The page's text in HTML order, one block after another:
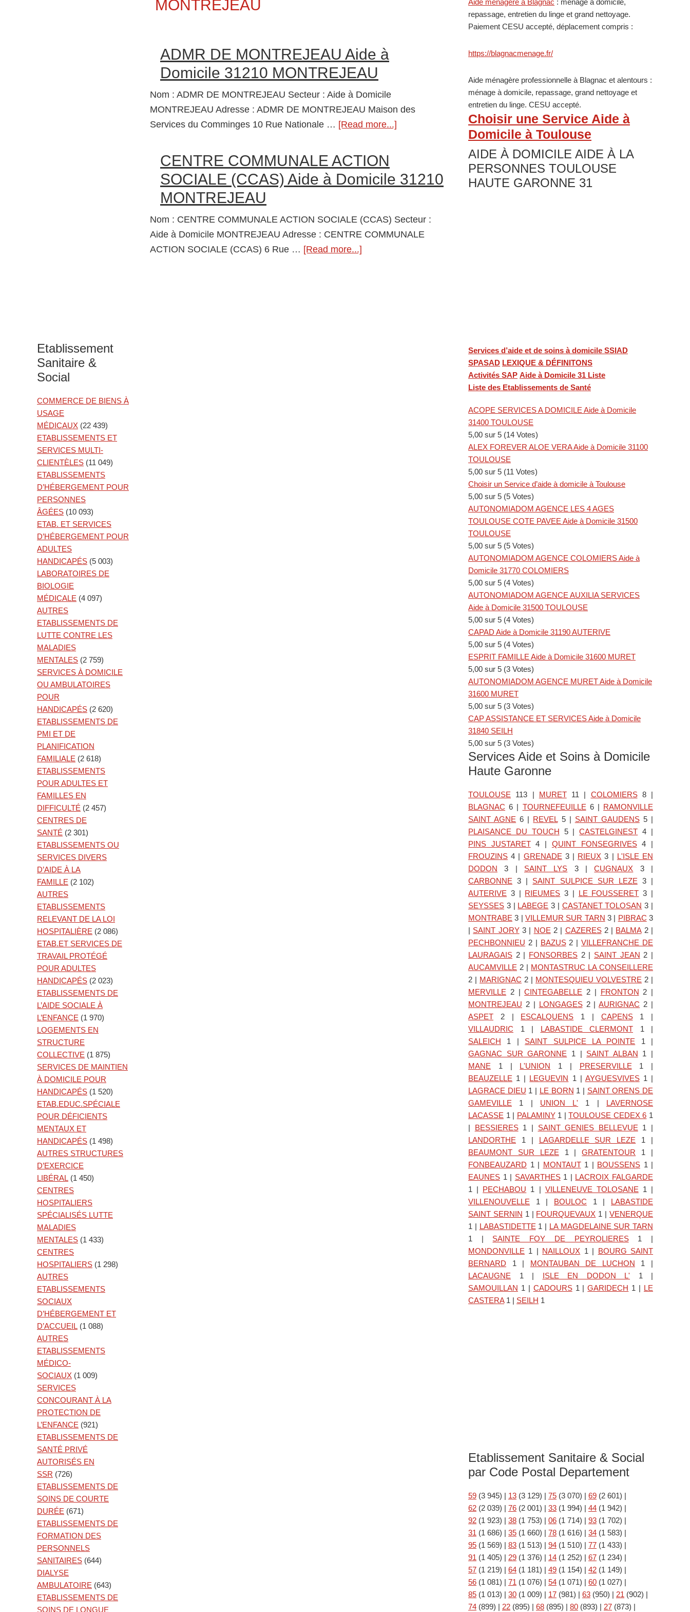
MONTREJEAU
ADMR DE MONTREJEAU Aide à
Domicile 31210 MONTREJEAU
Nom : ADMR DE MONTREJEAU Secteur : Aide à Domicile
MONTREJEAU Adresse : ADMR DE MONTREJEAU Maison des
Services du Comminges 10 Rue Nationale … [Read more...]
Aide
Domicile
31210
CENTRE COMMUNALE ACTION
SOCIALE (CCAS) Aide à Domicile 31210
MONTREJEAU
Nom : CENTRE COMMUNALE ACTION SOCIALE (CCAS) Secteur :
Aide à Domicile MONTREJEAU Adresse : CENTRE COMMUNALE
ACTION SOCIALE (CCAS) 6 Rue … [Read more...]
Primary
Sidebar
Aide ménagère à Blagnac : ménage à domicile,
repassage, entretien du linge et grand nettoyage.
Paiement CESU accepté, déplacement compris :
https://blagnacmenage.fr/
Aide ménagère professionnelle à Blagnac et alentours :
ménage à domicile, repassage, grand nettoyage et
entretien du linge. CESU accepté.
Choisir une Service Aide à
Domicile à Toulouse
AIDE À DOMICILE AIDE À LA
PERSONNES TOULOUSE
HAUTE GARONNE 31
Services d’aide et de soins à domicile SSIAD
SPASAD LEXIQUE & DÉFINITONS
Activités SAP Aide à Domicile 31 Liste
Liste des Etablissements de Santé
ACOPE SERVICES A DOMICILE Aide à Domicile
31400 TOULOUSE
5,00 sur 5 (14 Votes)
ALEX FOREVER ALOE VERA Aide à Domicile 31100
TOULOUSE
5,00 sur 5 (11 Votes)
Choisir un Service d’aide à domicile à Toulouse
5,00 sur 5 (5 Votes)
AUTONOMIADOM AGENCE LES 4 AGES
TOULOUSE COTE PAVEE Aide à Domicile 31500
TOULOUSE
5,00 sur 5 (5 Votes)
AUTONOMIADOM AGENCE COLOMIERS Aide à
Domicile 31770 COLOMIERS
5,00 sur 5 (4 Votes)
AUTONOMIADOM AGENCE AUXILIA SERVICES
Aide à Domicile 31500 TOULOUSE
5,00 sur 5 (4 Votes)
CAPAD Aide à Domicile 31190 AUTERIVE
5,00 sur 5 (4 Votes)
ESPRIT FAMILLE Aide à Domicile 31600 MURET
5,00 sur 5 (3 Votes)
AUTONOMIADOM AGENCE MURET Aide à Domicile
31600 MURET
5,00 sur 5 (3 Votes)
CAP ASSISTANCE ET SERVICES Aide à Domicile
31840 SEILH
5,00 sur 5 (3 Votes)
Services Aide et Soins à Domicile
Haute Garonne
TOULOUSE 113 | MURET11 | COLOMIERS8 |
BLAGNAC 6 | TOURNEFEUILLE 6 | RAMONVILLE
SAINT AGNE 6 | REVEL5 | SAINT GAUDENS5 |
PLAISANCE DU TOUCH 5 |CASTELGINEST 4 |
PINS JUSTARET4 | QUINT FONSEGRIVES4 |
FROUZINS 4 | GRENADE 3 | RIEUX 3 | L'ISLE EN
DODON 3 | SAINT LYS 3 |CUGNAUX 3 |
CARBONNE 3 | SAINT SULPICE SUR LEZE 3 |
AUTERIVE 3 | RIEUMES 3 | LE FOUSSERET 3 |
SEYSSES 3 | LABEGE 3 | CASTANET TOLOSAN 3 |
MONTRABE 3 |VILLEMUR SUR TARN 3 | PIBRAC 3
| SAINT JORY3 | NOE 2 | CAZERES2 | BALMA2 |
PECHBONNIEU 2 | BAZUS2 |VILLEFRANCHE DE
LAURAGAIS 2 | FONSORBES 2 | SAINT JEAN 2 |
AUCAMVILLE 2 | MONTASTRUC LA CONSEILLERE
2 | MARIGNAC 2 | MONTESQUIEU VOLVESTRE 2 |
MERVILLE 2 |CINTEGABELLE 2 | FRONTON 2 |
MONTREJEAU 2 | LONGAGES2 |AURIGNAC 2 |
ASPET 2 | ESCALQUENS 1 | CAPENS1 |
VILLAUDRIC 1 | LABASTIDE CLERMONT 1 |
SALEICH 1 | SAINT SULPICE LA POINTE 1 |
GAGNAC SUR GARONNE 1 | SAINT ALBAN 1 |
MANE 1 | L'UNION 1 | PRESERVILLE 1 |
BEAUZELLE 1 | LEGUEVIN 1 | AYGUESVIVES1 |
LAGRACE DIEU 1 | LE BORN 1 | SAINT ORENS DE
GAMEVILLE 1 | UNION L' 1 | LAVERNOSE
LACASSE 1 | PALAMINY1 |TOULOUSE CEDEX 6 1
| BESSIERES1 | SAINT GENIES BELLEVUE 1 |
LANDORTHE 1 | LAGARDELLE SUR LEZE 1 |
BEAUMONT SUR LEZE 1 |GRATENTOUR 1 |
FONBEAUZARD 1 | MONTAUT1 | BOUSSENS 1 |
EAUNES 1 | SAVARTHES1 | LACROIX FALGARDE
1 | PECHABOU 1 | VILLENEUVE TOLOSANE 1 |
VILLENOUVELLE 1 | BOULOC 1 | LABASTIDE
SAINT SERNIN 1 | FOURQUEVAUX 1 |VENERQUE
1 | LABASTIDETTE 1 | LA MAGDELAINE SUR TARN
1 | SAINTE FOY DE PEYROLIERES1 |
MONDONVILLE 1 | NAILLOUX 1 | BOURG SAINT
BERNARD 1 | MONTAUBAN DE LUCHON 1 |
LACAUGNE 1 | ISLE EN DODON L' 1 |
SAMOUILLAN 1 | CADOURS1 |GARIDECH 1 | LE
CASTERA1 | SEILH 1
Etablissement Sanitaire & Social
par Code Postal Departement
59 (3 945) | 13 (3 129) | 75 (3 070) | 69 (2 601) |
62 (2 039) | 76 (2 001) | 33 (1 994) | 44 (1 942) |
92 (1 923) | 38 (1 753) | 06 (1 714) | 93 (1 702) |
31 (1 686) | 35 (1 660) | 78 (1 616) | 34 (1 583) |
95 (1 569) | 83 (1 513) | 94 (1 510) | 77 (1 433) |
91 (1 405) | 29 (1 376) | 14 (1 252) | 67 (1 234) |
57 (1 219) | 64 (1 181) | 49 (1 154) | 42 (1 149) |
56 (1 081) | 71 (1 076) | 54 (1 071) | 60 (1 027) |
85 (1 013) | 30 (1 009) | 17 (981) | 63 (950) | 21 (902) |
74 (899) | 22 (895) | 68 (895) | 80 (893) | 27 (873) |
Etablissement
Sanitaire &
Social
COMMERCE DE BIENS À
USAGE
MÉDICAUX (22 439)
ETABLISSEMENTS ET
SERVICES MULTI-
CLIENTÈLES (11 049)
ETABLISSEMENTS
D’HÉBERGEMENT POUR
PERSONNES
ÂGÉES (10 093)
ETAB. ET SERVICES
D’HÉBERGEMENT POUR
ADULTES
HANDICAPÉS (5 003)
LABORATOIRES DE
BIOLOGIE
MÉDICALE (4 097)
AUTRES
ETABLISSEMENTS DE
LUTTE CONTRE LES
MALADIES
MENTALES (2 759)
SERVICES À DOMICILE
OU AMBULATOIRES
POUR
HANDICAPÉS (2 620)
ETABLISSEMENTS DE
PMI ET DE
PLANIFICATION
FAMILIALE (2 618)
ETABLISSEMENTS
POUR ADULTES ET
FAMILLES EN
DIFFICULTÉ (2 457)
CENTRES DE
SANTÉ (2 301)
ETABLISSEMENTS OU
SERVICES DIVERS
D’AIDE À LA
FAMILLE (2 102)
AUTRES
ETABLISSEMENTS
RELEVANT DE LA LOI
HOSPITALIÈRE (2 086)
ETAB.ET SERVICES DE
TRAVAIL PROTÉGÉ
POUR ADULTES
HANDICAPÉS (2 023)
ETABLISSEMENTS DE
L’AIDE SOCIALE À
L’ENFANCE (1 970)
LOGEMENTS EN
STRUCTURE
COLLECTIVE (1 875)
SERVICES DE MAINTIEN
À DOMICILE POUR
HANDICAPÉS (1 520)
ETAB.EDUC.SPÉCIALE
POUR DÉFICIENTS
MENTAUX ET
HANDICAPÉS (1 498)
AUTRES STRUCTURES
D’EXERCICE
LIBÉRAL (1 450)
CENTRES
HOSPITALIERS
SPÉCIALISÉS LUTTE
MALADIES
MENTALES (1 433)
CENTRES
HOSPITALIERS (1 298)
AUTRES
ETABLISSEMENTS
SOCIAUX
D’HÉBERGEMENT ET
D’ACCUEIL (1 088)
AUTRES
ETABLISSEMENTS
MÉDICO-
SOCIAUX (1 009)
SERVICES
CONCOURANT À LA
PROTECTION DE
L’ENFANCE (921)
ETABLISSEMENTS DE
SANTÉ PRIVÉ
AUTORISÉS EN
SSR (726)
ETABLISSEMENTS DE
SOINS DE COURTE
DURÉE (671)
ETABLISSEMENTS DE
FORMATION DES
PERSONNELS
SANITAIRES (644)
DIALYSE
AMBULATOIRE (643)
ETABLISSEMENTS DE
SOINS DE LONGUE